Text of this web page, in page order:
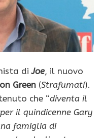
diJoe, il nuovo
Green (Strafumati).
che “diventa il
il quindicenne Gary
famiglia di